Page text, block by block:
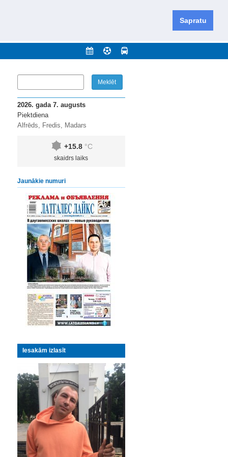
Sapratu
novadu un apkārtējos novadus un pilsētas.
2026. gada 7. augusts
Piektdiena
Alfrēds, Fredis, Madars
+15.8 °C
skaidrs laiks
Jaunākie numuri
Iesakām izlasīt